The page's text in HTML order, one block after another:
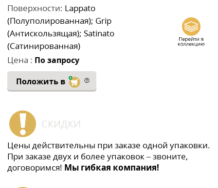
Поверхности: Lappato
(Полуполированная); Grip
(Антискользящая); Satinato
(Сатинированная)
Цена : По запросу
Положить в
СКИДКИ
Цены действительны при заказе одной упаковки.
При заказе двух и более упаковок – звоните,
договоримся! Мы гибкая компания!